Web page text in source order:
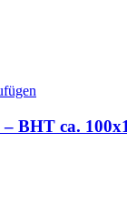
BHT ca.